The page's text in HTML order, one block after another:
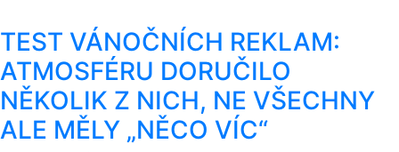
TEST VÁNOČNÍCH REKLAM:
ATMOSFÉRU DORUČILO
NĚKOLIK Z NICH, NE VŠECHNY
ALE MĚLY „NĚCO VÍC“